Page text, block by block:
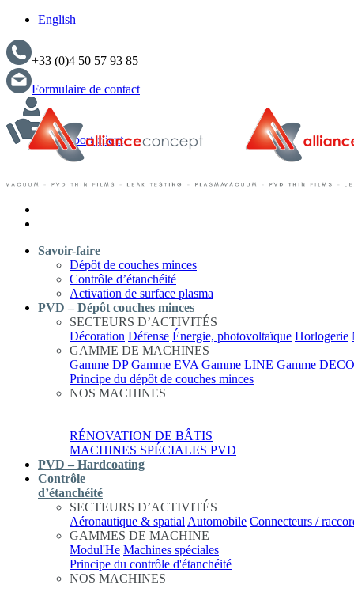
English
+33 (0)4 50 57 93 85
Formulaire de contact
Support client
Savoir-faire
Dépôt de couches minces
Contrôle d’étanchéité
Activation de surface plasma
PVD – Dépôt couches minces
SECTEURS D’ACTIVITÉS
Décoration Défense Énergie, photovoltaïque Horlogerie
GAMME DE MACHINES
Gamme DP Gamme EVA Gamme LINE Gamme
Principe du dépôt de couches minces
NOS MACHINES
RÉNOVATION DE BÂTIS
MACHINES SPÉCIALES PVD
PVD – Hardcoating
Contrôle
d’étanchéité
SECTEURS D’ACTIVITÉS
Aéronautique & spatial Automobile Connecteurs /
GAMMES DE MACHINE
Modul'He Machines spéciales
Principe du contrôle d'étanchéité
NOS MACHINES